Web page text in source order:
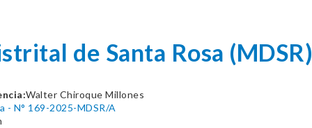
de Santa Rosa (MDSR)
Walter Chiroque Millones
- N° 169-2025-MDSR/A